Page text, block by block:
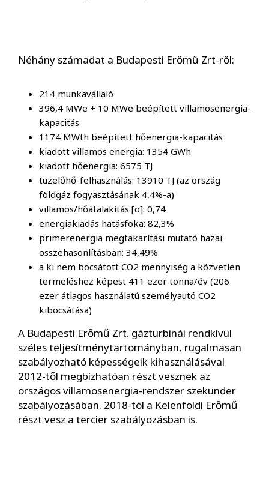
Néhány számadat a Budapesti Erőmű Zrt-ről:
214 munkavállaló
396,4 MWe + 10 MWe beépített villamosenergia-
kapacitás
1174 MWth beépített hőenergia-kapacitás
kiadott villamos energia: 1354 GWh
kiadott hőenergia: 6575 TJ
tüzelőhő-felhasználás: 13910 TJ (az ország
földgáz fogyasztásának 4,4%-a)
villamos/hőátalakítás [σ]: 0,74
energiakiadás hatásfoka: 82,3%
primerenergia megtakarítási mutató hazai
összehasonlításban: 34,49%
a ki nem bocsátott CO2 mennyiség a közvetlen
termeléshez képest 411 ezer tonna/év (206
ezer átlagos használatú személyautó CO2
kibocsátása)
A Budapesti Erőmű Zrt. gázturbinái rendkívül
széles teljesítménytartományban, rugalmasan
szabályozható képességeik kihasználásával
2012-től megbízhatóan részt vesznek az
országos villamosenergia-rendszer szekunder
szabályozásában. 2018-tól a Kelenföldi Erőmű
részt vesz a tercier szabályozásban is.